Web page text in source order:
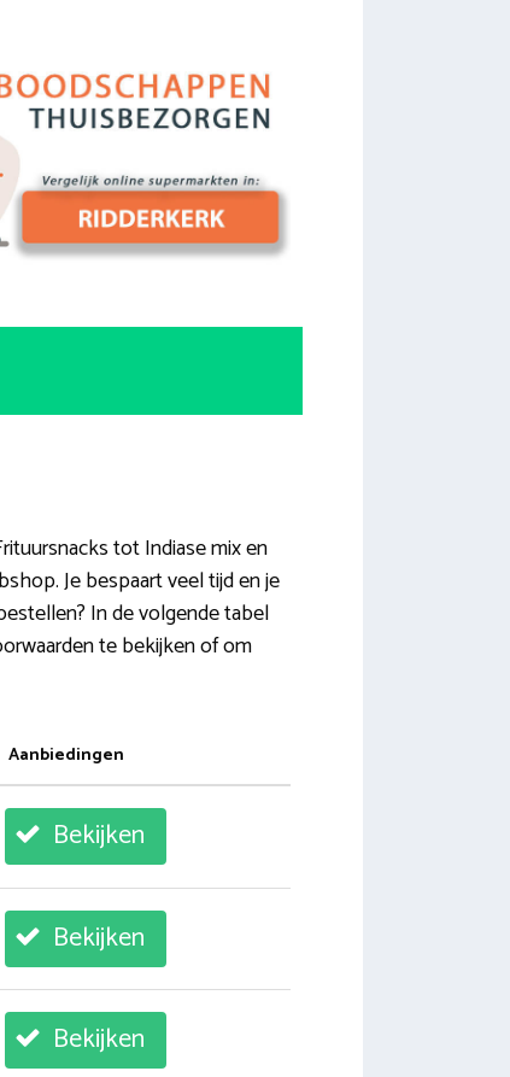
tot Indiase mix en
Je bespaart veel tijd en je
In de volgende tabel
te bekijken of om
Aanbiedingen
Bekijken
Bekijken
Bekijken